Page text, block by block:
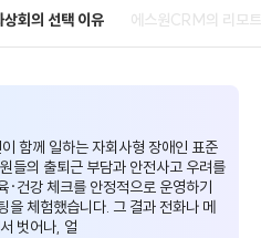
회의 선택 이유 에스원CRM의 리모
함께 일하는 자회사형 장애인 표준
들의 출퇴근 부담과 안전사고 우려를
·건강 체크를 안정적으로 운영하기
을 체험했습니다. 그 결과 전화나 메
벗어나, 얼굴을 보며 소통하는 재택